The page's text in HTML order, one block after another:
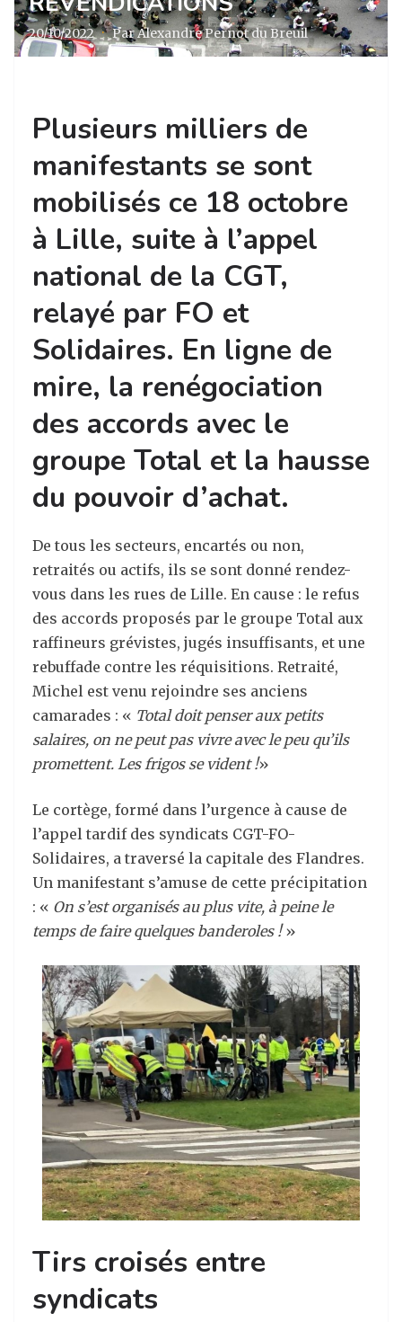
20/10/2022 · Par Alexandre Pernot du Breuil
Plusieurs milliers de
manifestants se sont
mobilisés ce 18 octobre
à Lille, suite à l’appel
national de la CGT,
relayé par FO et
Solidaires. En ligne de
mire, la renégociation
des accords avec le
groupe Total et la hausse
du pouvoir d’achat.
De tous les secteurs, encartés ou non,
retraités ou actifs, ils se sont donné rendez-
vous dans les rues de Lille. En cause : le refus
des accords proposés par le groupe Total aux
raffineurs grévistes, jugés insuffisants, et une
rebuffade contre les réquisitions. Retraité,
Michel est venu rejoindre ses anciens
camarades : « Total doit penser aux petits
salaires, on ne peut pas vivre avec le peu qu’ils
promettent. Les frigos se vident !»
Le cortège, formé dans l’urgence à cause de
l’appel tardif des syndicats CGT-FO-
Solidaires, a traversé la capitale des Flandres.
Un manifestant s’amuse de cette précipitation
: « On s’est organisés au plus vite, à peine le
temps de faire quelques banderoles !»
Tirs croisés entre
syndicats